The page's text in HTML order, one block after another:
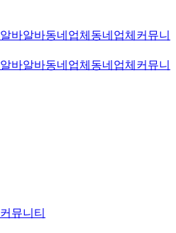
알바알바동네업체 동네업체 커뮤니
알바알바동네업체 동네업체 커뮤니
커뮤니티